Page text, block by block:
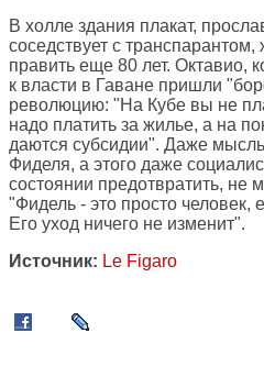
В холле здания плакат,
соседствует с
править еще 80 лет. Октавио,
к власти в Гаване пришли
революцию: "На Кубе вы не
надо платить за жилье, а на
даются субсидии". Даже
Фиделя, а этого даже
состоянии предотвратить, не
"Фидель - это просто человек,
Его уход ничего не изменит".
Источник: Le Figaro